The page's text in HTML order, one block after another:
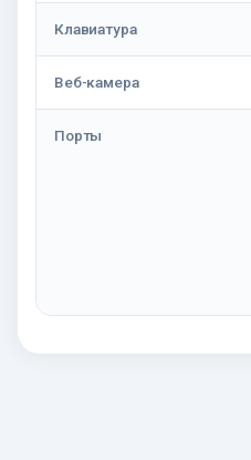
Клавиатура
Веб-камера
Порты